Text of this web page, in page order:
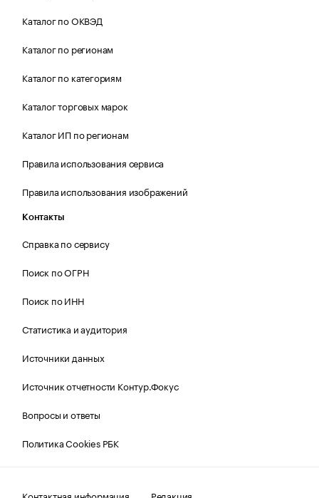
Каталог по ОКВЭД
Каталог по регионам
Каталог по категориям
Каталог торговых марок
Каталог ИП по регионам
Правила использования сервиса
Правила использования изображений
Контакты
Справка по сервису
Поиск по ОГРН
Поиск по ИНН
Статистика и аудитория
Источники данных
Источник отчетности Контур.Фокус
Вопросы и ответы
Политика Cookies РБК